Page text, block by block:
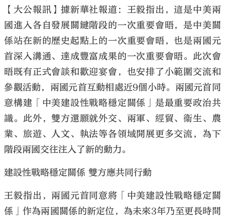
【大公報訊】據新華社報道：王毅指出，這是中美兩
國進入各自發展關鍵階段的一次重要會晤，是中美關
係站在新的歷史起點上的一次重要會晤，也是兩國元
首深入溝通、達成豐富成果的一次重要會晤。此次會
晤既有正式會談和歡迎宴會，也安排了小範圍交流和
參觀活動，兩國元首互動相處近9個小時。兩國元首同
意構建「中美建設性戰略穩定關係」是最重要政治共
識。此外，雙方還願就外交、兩軍、經貿、衞生、農
業、旅遊、人文、執法等各領域開展更多交流，為下
階段兩國交往注入了新的動力。
建設性戰略穩定關係 雙方應共同行動
王毅指出，兩國元首同意將「中美建設性戰略穩定關
係」作為兩國關係的新定位，為未來3年乃至更長時間